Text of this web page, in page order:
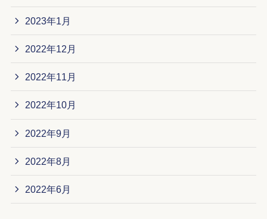
2023年1月
2022年12月
2022年11月
2022年10月
2022年9月
2022年8月
2022年6月